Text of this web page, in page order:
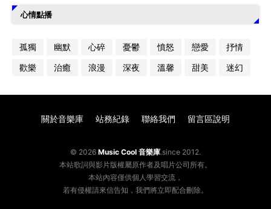
心情點播
孤獨 幽默 心碎 憂鬱 憤怒 戀愛
抒情
歡樂
治癒 浪漫 深夜 溫馨 甜美 迷幻
© 2026 Music Cool 音樂庫.since 2012.
本站歌詞與影片版權屬原作者及唱片公司所有。
本站內容僅供個人學習交流，
若有侵權請來信告知，我們將立即配合刪除。
關於音樂庫 站務紀錄 聯絡我們 留言區說明